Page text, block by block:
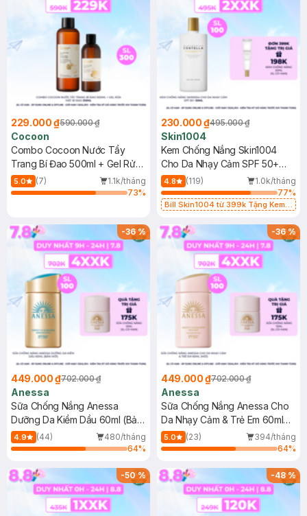
229.000 ₫590.000 ₫
Cocoon
Combo Cocoon Nước Tẩy
Trang Bí Đao 500ml + Gel Rửa
Mặt Bí Đao 310ml
5.0 (7)
1.1k/tháng
73%
230.000 ₫495.000 ₫
Skin1004
Kem Chống Nắng Skin1004
Cho Da Nhạy Cảm SPF 50+
50ml
4.8 (119)
1.0k/tháng
77%
Bill Skin1004 từ 399k Tặng Kem
SPF 50+ 20ml (SL Có Hạn)
-36%
449.000 ₫702.000 ₫
Anessa
Sữa Chống Nắng Anessa
Dưỡng Da Kiềm Dầu 60ml (Bản
Mới)
4.9 (44)
480/tháng
64%
-36%
449.000 ₫702.000 ₫
Anessa
Sữa Chống Nắng Anessa Cho
Da Nhạy Cảm & Trẻ Em 60ml
(Mới)
5.0 (23)
394/tháng
64%
-50% -48%